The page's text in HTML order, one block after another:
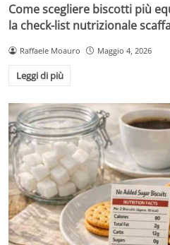
Come scegliere biscotti più
la check-list nutrizionale
Raffaele Moauro Maggio 4, 2026
Leggi di più